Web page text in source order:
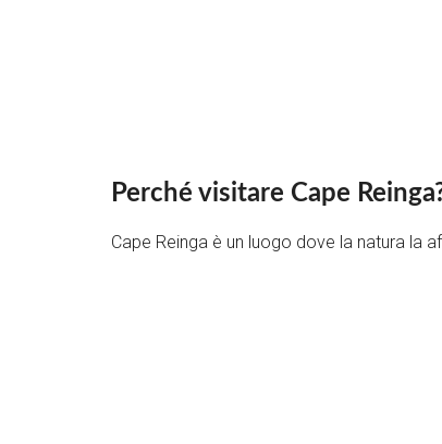
Perché visitare Cape
Cape Reinga è un luogo dove la natura la